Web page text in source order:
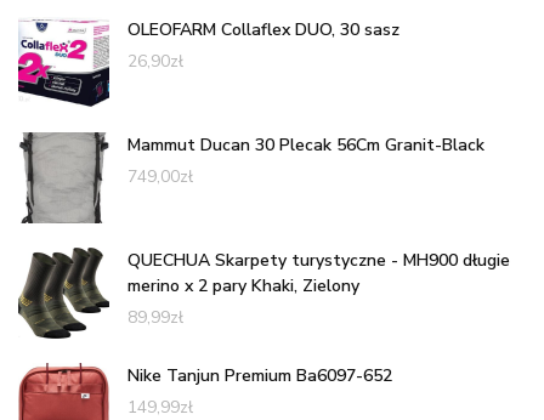
OLEOFARM Collaflex DUO, 30 sasz
26,90zł
Mammut Ducan 30 Plecak 56Cm Granit-Black
749,00zł
QUECHUA Skarpety turystyczne - MH900 długie
merino x 2 pary Khaki, Zielony
89,99zł
Nike Tanjun Premium Ba6097-652
149,99zł